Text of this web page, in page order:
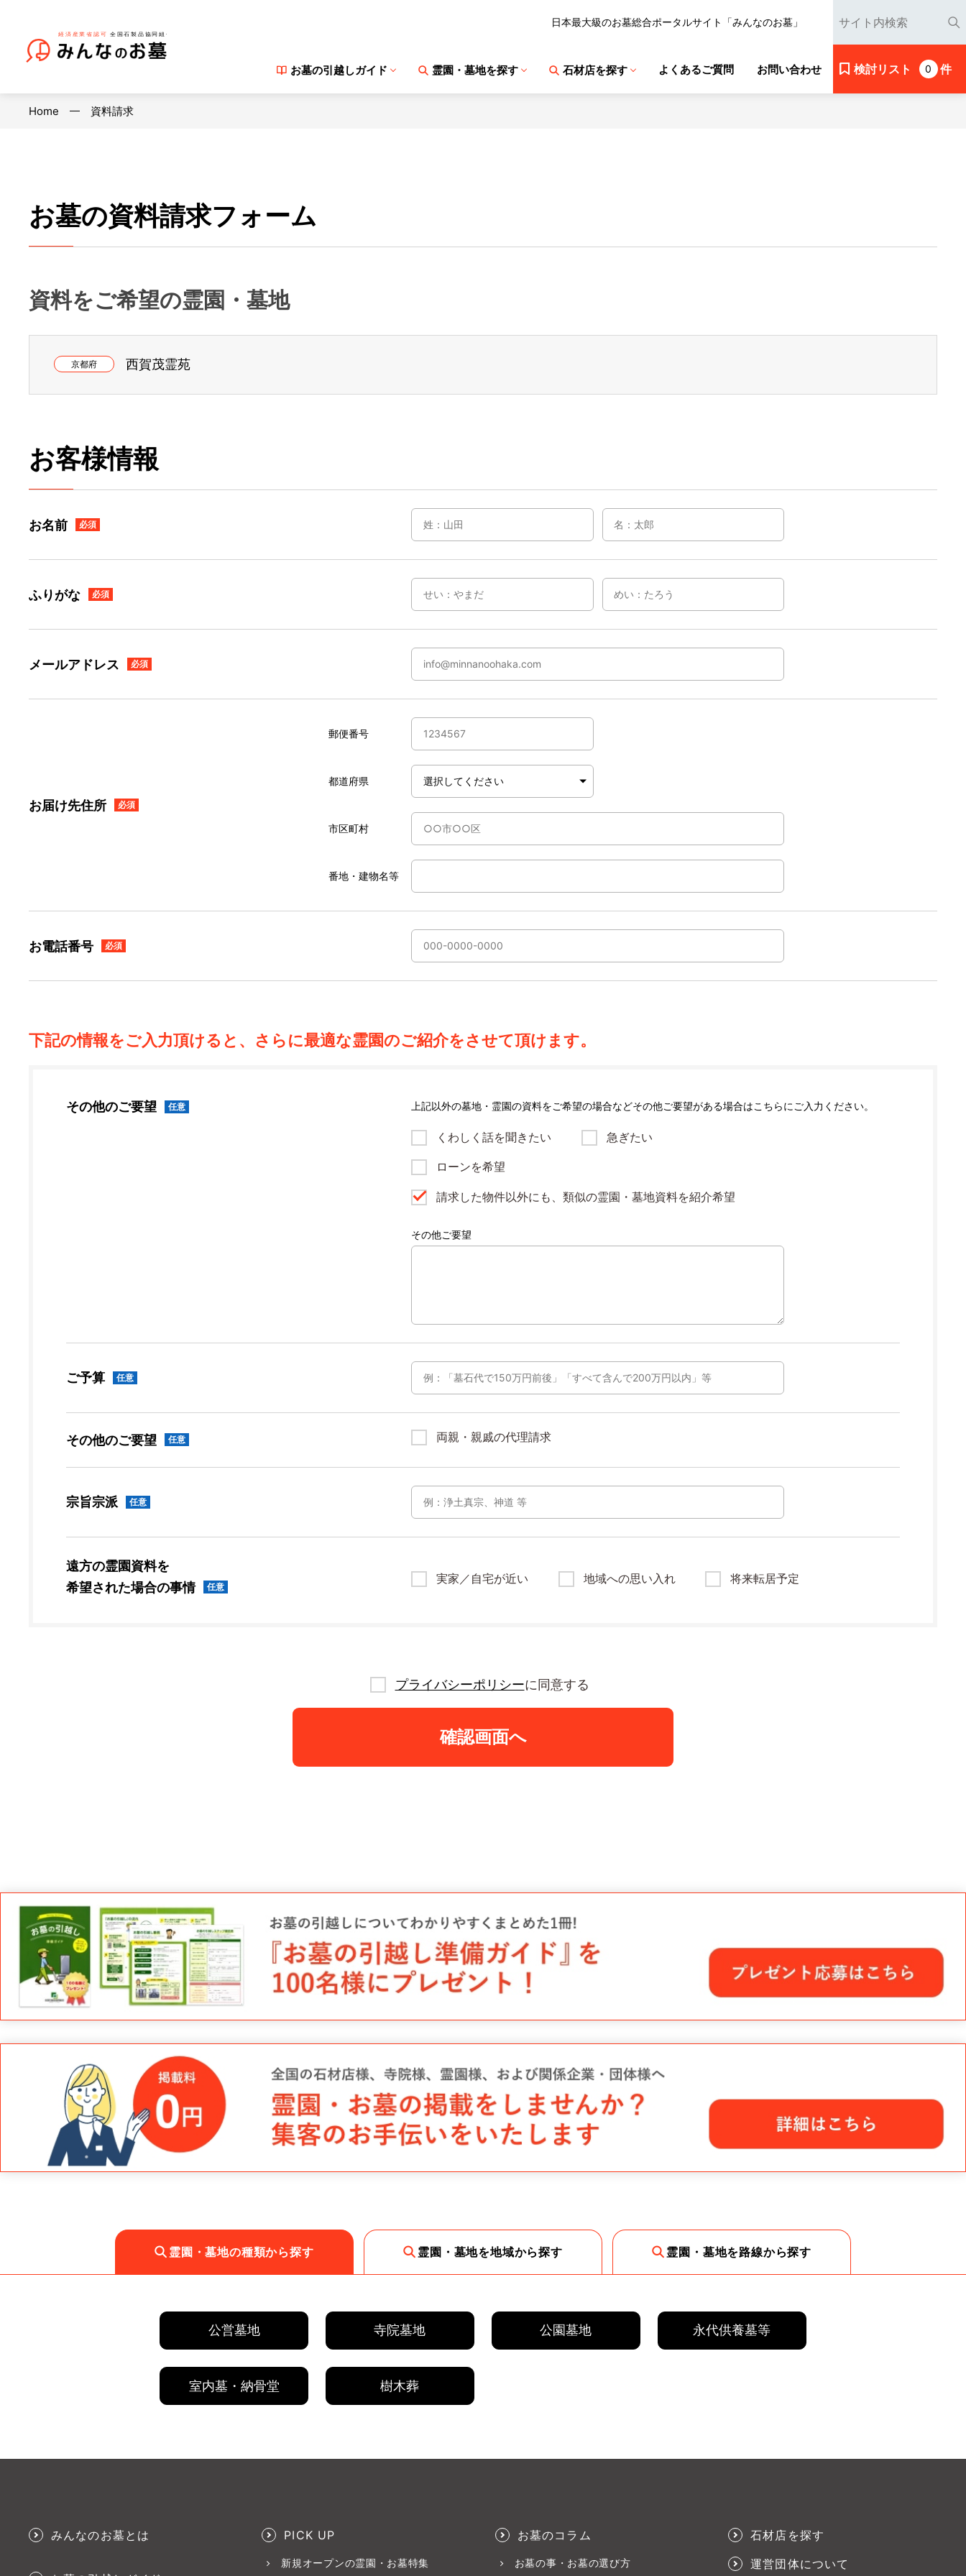
日本最大級のお墓総合ポータルサイト「みんなのお墓」
お墓の引越しガイド 霊園・墓地を探す 石材店を探す よくあるご質問 お問い合わせ 検討リスト 0 件
Home 資料請求
お墓の資料請求フォーム
資料をご希望の霊園・墓地
京都府 西賀茂霊苑
お客様情報
お名前 必須
ふりがな 必須
メールアドレス 必須
お届け先住所 必須
郵便番号
都道府県
市区町村
番地・建物名等
お電話番号 必須
下記の情報をご入力頂けると、さらに最適な霊園のご紹介をさせて頂けます。
その他のご要望 任意 上記以外の墓地・霊園の資料をご希望の場合などその他ご要望がある場合はこちらにご入力ください。
くわしく話を聞きたい 急ぎたい
ローンを希望
請求した物件以外にも、類似の霊園・墓地資料を紹介希望
その他ご要望
ご予算 任意
その他のご要望 任意 両親・親戚の代理請求
宗旨宗派 任意
遠方の霊園資料を
希望された場合の事情
任意
実家／自宅が近い 地域への思い入れ 将来転居予定
プライバシーポリシーに同意する
確認画面へ
霊園・墓地の種類から探す 霊園・墓地を地域から探す 霊園・墓地を路線から探す
公営墓地 寺院墓地 公園墓地 永代供養墓等
室内墓・納骨堂 樹木葬
みんなのお墓とは PICK UP
新規オープンの霊園・お墓特集
お墓のコラム
お墓の事・お墓の選び方
石材店を探す
運営団体について